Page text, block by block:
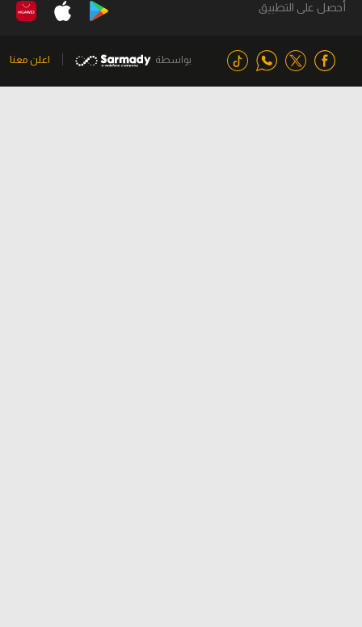
أحصل على التطبيق
بواسطة اعلن معنا